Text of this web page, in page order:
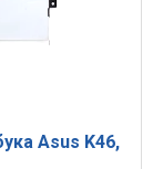
Asus K46,